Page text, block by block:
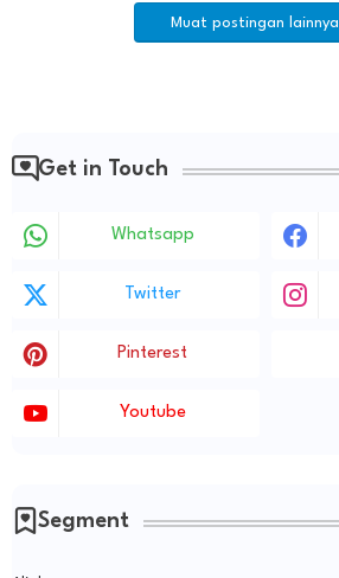
Muat postingan lainnya
Get in Touch
Whatsapp
Twitter
Pinterest
Youtube
Segment